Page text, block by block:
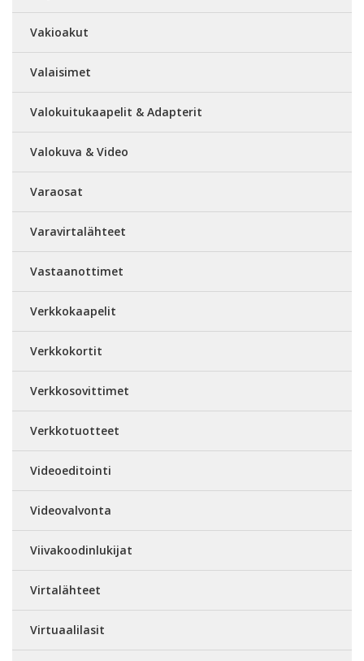
Vakioakut
Valaisimet
Valokuitukaapelit & Adapterit
Valokuva & Video
Varaosat
Varavirtalähteet
Vastaanottimet
Verkkokaapelit
Verkkokortit
Verkkosovittimet
Verkkotuotteet
Videoeditointi
Videovalvonta
Viivakoodinlukijat
Virtalähteet
Virtuaalilasit